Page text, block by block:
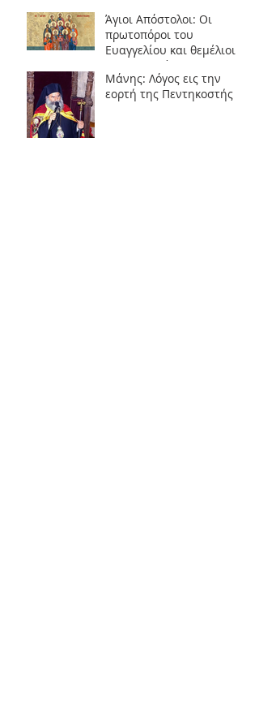
Άγιοι Απόστολοι: Οι
πρωτοπόροι του
Ευαγγελίου και θεμέλιοι
της Εκκλησίας
Μάνης: Λόγος εις την
εορτή της Πεντηκοστής